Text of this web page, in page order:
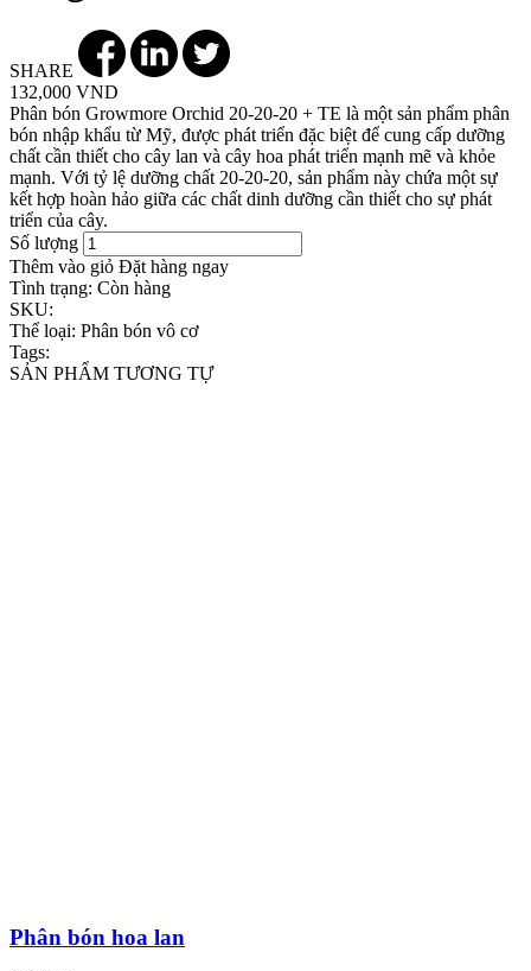
SHARE
132,000 VND
Phân bón Growmore Orchid 20-20-20 + TE là một sản phẩm phân
bón nhập khẩu từ Mỹ, được phát triển đặc biệt để cung cấp dưỡng
chất cần thiết cho cây lan và cây hoa phát triển mạnh mẽ và khỏe
mạnh. Với tỷ lệ dưỡng chất 20-20-20, sản phẩm này chứa một sự
kết hợp hoàn hảo giữa các chất dinh dưỡng cần thiết cho sự phát
triển của cây.
Số lượng
Thêm vào giỏ Đặt hàng ngay
Tình trạng: Còn hàng
SKU:
Thể loại: Phân bón vô cơ
Tags:
SẢN PHẨM TƯƠNG TỰ
Phân bón hoa lan